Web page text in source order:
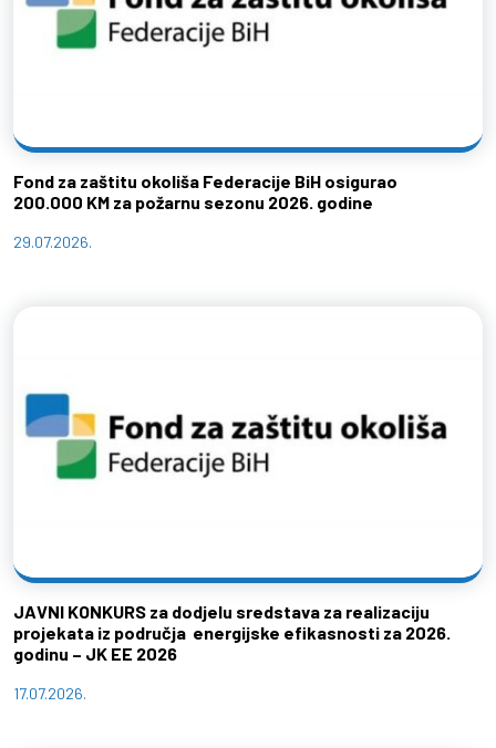
Fond za zaštitu okoliša Federacije BiH osigurao
200.000 KM za požarnu sezonu 2026. godine
29.07.2026.
JAVNI KONKURS za dodjelu sredstava za realizaciju
projekata iz područja energijske efikasnosti za 2026.
godinu – JK EE 2026
17.07.2026.